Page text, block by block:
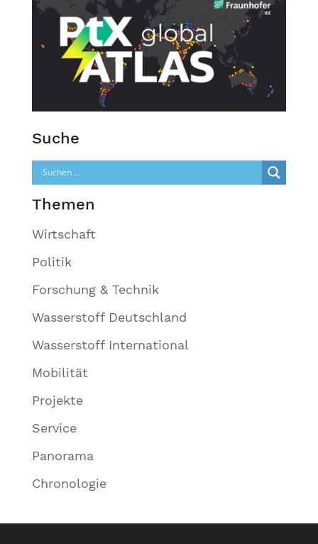
Suche
Themen
Wirtschaft
Politik
Forschung & Technik
Wasserstoff Deutschland
Wasserstoff International
Mobilität
Projekte
Service
Panorama
Chronologie